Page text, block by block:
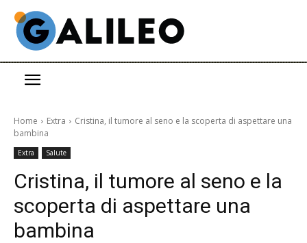
Home Extra
Cristina, il tumore al seno e la scoperta di aspettare una
bambina
Extra Salute
Cristina, il tumore al seno e la
scoperta di aspettare una
bambina